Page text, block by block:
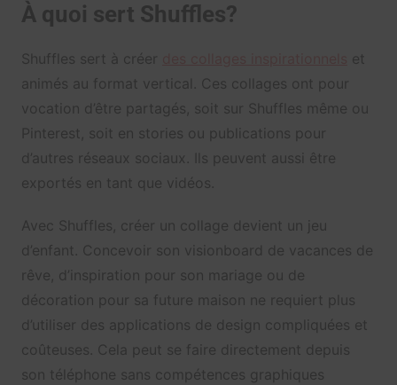
À quoi sert Shuffles?
Shuffles sert à créer
et
animés au format vertical. Ces collages ont pour
vocation d’être partagés, soit sur Shuffles même ou
Pinterest, soit en stories ou publications pour
d’autres réseaux sociaux. Ils peuvent aussi être
exportés en tant que vidéos.
Avec Shuffles, créer un collage devient un jeu
d’enfant. Concevoir son visionboard de vacances de
rêve, d’inspiration pour son mariage ou de
décoration pour sa future maison ne requiert plus
d’utiliser des applications de design compliquées et
coûteuses. Cela peut se faire directement depuis
son téléphone sans compétences graphiques